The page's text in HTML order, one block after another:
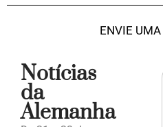
ENVIE
Notícias
da
Alemanha